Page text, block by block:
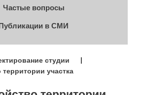
Частые вопросы
в СМИ
студии
участка